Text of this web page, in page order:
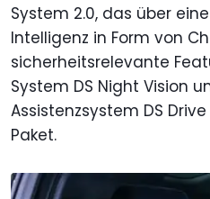
System 2.0, das über
Intelligenz in Form von
sicherheitsrelevante
System DS Night Vision
Assistenzsystem DS
Paket.